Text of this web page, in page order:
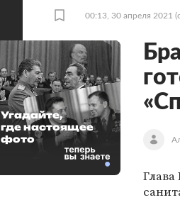
00:13, 30 апреля 2021
Угадайте,
где настоящее
фото